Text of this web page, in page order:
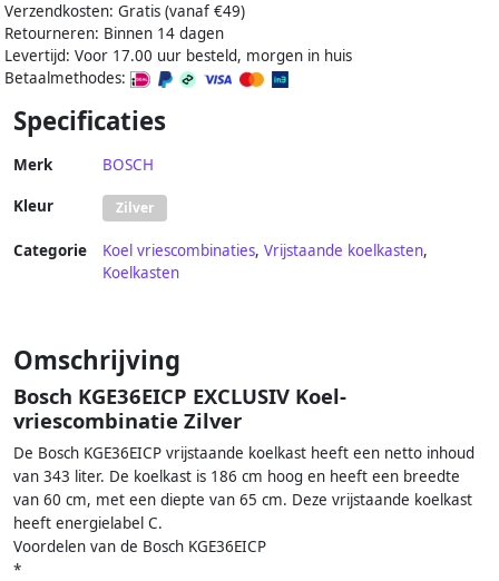
Verzendkosten: Gratis (vanaf €49)
Retourneren: Binnen 14 dagen
Levertijd: Voor 17.00 uur besteld, morgen in huis
Betaalmethodes:
Specificaties
Merk BOSCH
Kleur Zilver
Categorie Koel vriescombinaties, Vrijstaande koelkasten,
Koelkasten
Omschrijving
Bosch KGE36EICP EXCLUSIV Koel-
vriescombinatie Zilver
De Bosch KGE36EICP vrijstaande koelkast heeft een netto inhoud
van 343 liter. De koelkast is 186 cm hoog en heeft een breedte
van 60 cm, met een diepte van 65 cm. Deze vrijstaande koelkast
heeft energielabel C.
Voordelen van de Bosch KGE36EICP
*